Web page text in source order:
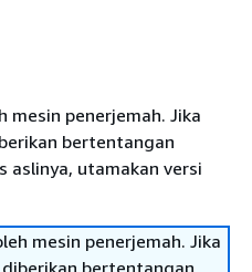
mesin penerjemah. Jika
bertentangan
aslinya, utamakan versi
mesin penerjemah. Jika
bertentangan